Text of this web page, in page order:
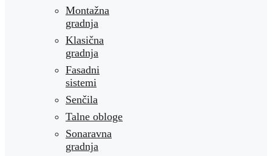
Montažna
gradnja
Klasična
gradnja
Fasadni
sistemi
Senčila
Talne obloge
Sonaravna
gradnja